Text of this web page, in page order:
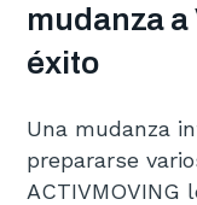
mudanza a
éxito
Una mudanza
prepararse
ACTIVMOVING